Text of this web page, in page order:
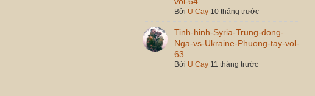
Bởi U Cay 10 tháng trước
Tinh-hinh-Syria-Trung-dong-
Nga-vs-Ukraine-Phuong-tay-vol-
63
Bởi U Cay 11 tháng trước